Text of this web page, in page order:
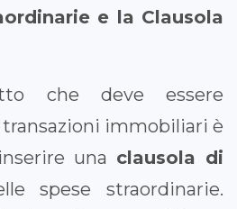
e la Clausola
che deve essere
immobiliari è
una clausola di
spese straordinarie.